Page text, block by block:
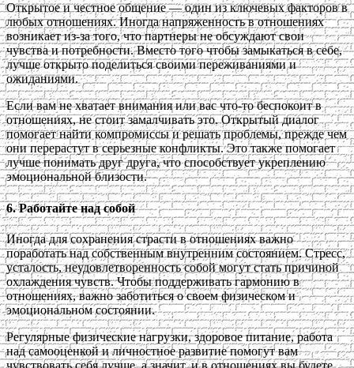
Открытое и честное общение — один из ключевых факторов в
любых отношениях. Иногда напряженность в отношениях
возникает из-за того, что партнеры не обсуждают свои
чувства и потребности. Вместо того чтобы замыкаться в себе,
лучше открыто поделиться своими переживаниями и
ожиданиями.
Если вам не хватает внимания или вас что-то беспокоит в
отношениях, не стоит замалчивать это. Открытый диалог
помогает найти компромиссы и решать проблемы, прежде чем
они перерастут в серьезные конфликты. Это также помогает
лучше понимать друг друга, что способствует укреплению
эмоциональной близости.
6. Работайте над собой
Иногда для сохранения страсти в отношениях важно
поработать над собственным внутренним состоянием. Стресс,
усталость, неудовлетворенность собой могут стать причиной
охлаждения чувств. Чтобы поддерживать гармонию в
отношениях, важно заботиться о своем физическом и
эмоциональном состоянии.
Регулярные физические нагрузки, здоровое питание, работа
над самооценкой и личностное развитие помогут вам
чувствовать себя лучше, а значит, и в отношениях вы будете